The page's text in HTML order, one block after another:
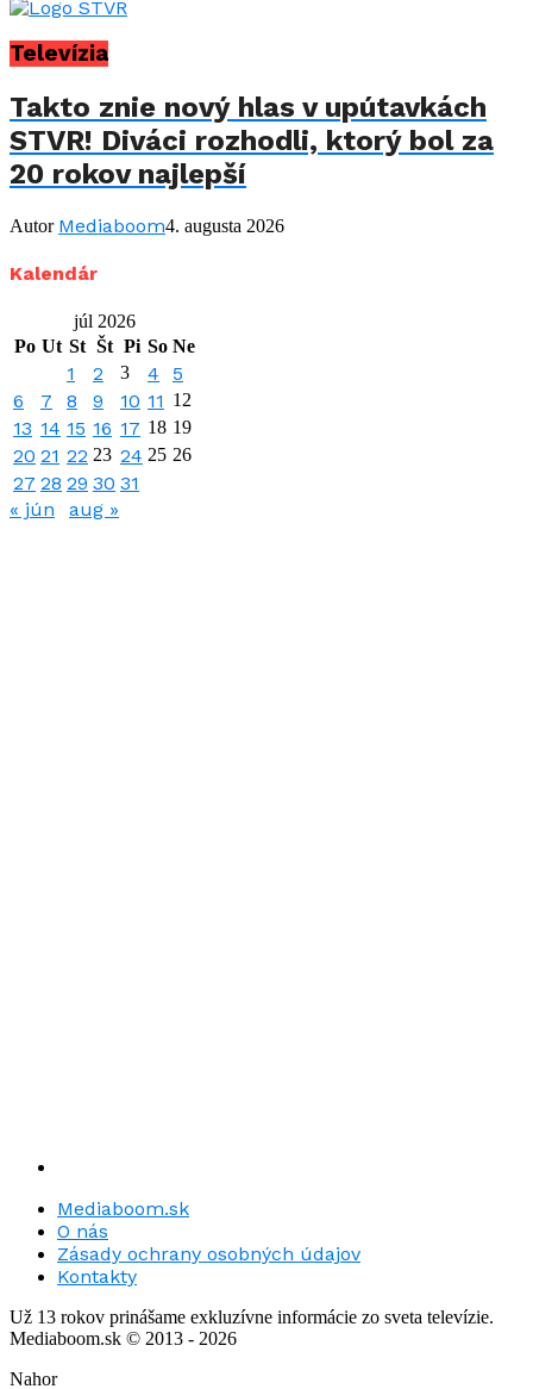
Televízia
Takto znie nový hlas v upútavkách
STVR! Diváci rozhodli, ktorý bol za
20 rokov najlepší
Autor Mediaboom4. augusta 2026
Kalendár
júl 2026
Po Ut St Št Pi So Ne
1 2 3 4
5
6
7 8 9 10 11 12
13 14 15 16 17 18 19
20 21 22 23 24 25 26
27 28 29 30 31
« jún
aug »
Mediaboom.sk
O nás
Zásady ochrany osobných údajov
Kontakty
Už 13 rokov prinášame exkluzívne informácie zo sveta televízie.
Mediaboom.sk © 2013 - 2026
Nahor